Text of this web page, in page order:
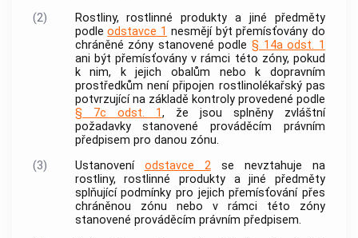
(2)
Rostliny,rostlinné produkty ajiné předměty
podleodstavce 1 nesmějí být přemísťovány do
chráněné zóny stanovené podle§ 14a odst. 1
ani být přemísťovány v rámci této zóny, pokud
k nim, k jejich obalům nebo k dopravním
prostředkům není připojen rostlinolékařský pas
potvrzující na základě kontroly provedené podle
§ 7c odst. 1, že jsou splněny zvláštní
požadavky stanovené prováděcím právním
předpisem pro danou zónu.
(3)
Ustanovení odstavce 2se nevztahuje na
rostliny,rostlinné produktyajiné předměty
splňující podmínky pro jejich přemísťování přes
chráněnou zónu nebo v rámci této zóny
stanovené prováděcím právním předpisem.